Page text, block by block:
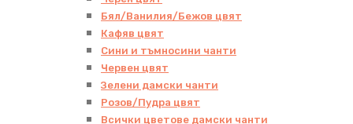
Бял/Ванилия/Бежов цвят
Кафяв цвят
Сини и тъмносини чанти
Червен цвят
Зелени дамски чанти
Розов/Пудра цвят
Всички цветове дамски чанти